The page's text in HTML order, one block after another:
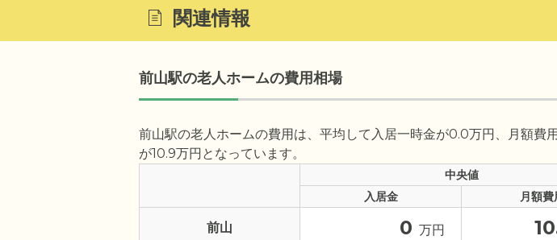
関連情報
前山駅の老人ホームの費用相場
前山駅の老人ホームの費用は、平均して入居一時金が0.0万円、月額
が10.9万円となっています。
中央値
入居金
月額費
前山 0 万円